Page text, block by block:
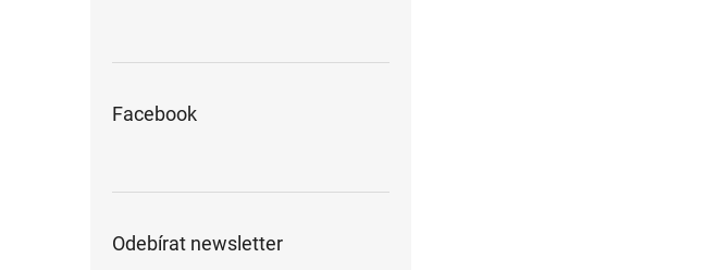
Facebook
Odebírat newsletter